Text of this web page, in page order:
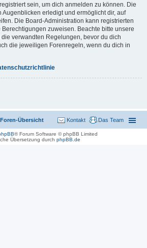
sein, um dich anmelden zu können. Die
erledigt und ermöglicht dir, auf
Die Board-Administration kann registrierten
zuweisen. Beachte bitte unsere
verwandten Regelungen, bevor du dich
die jeweiligen Forenregeln, wenn du dich in
Foren-Übersicht Das Team
Kontakt
® Forum Software © phpBB Limited
Übersetzung durch phpBB.de